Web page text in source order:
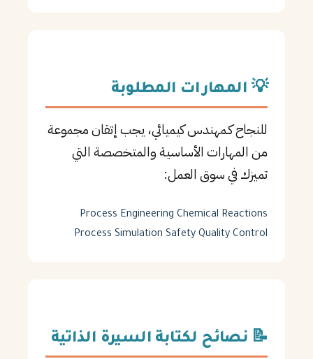
💡 المهارات المطلوبة
للنجاح كـمهندس كيميائي، يجب إتقان مجموعة
من المهارات الأساسية والمتخصصة التي
تميزك في سوق العمل:
Process Engineering Chemical Reactions
Process Simulation Safety Quality Control
📝 نصائح لكتابة السيرة الذاتية